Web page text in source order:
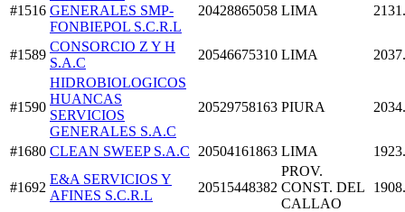
#1516 GENERALES SMP-
FONBIEPOL S.C.R.L
20428865058 LIMA
#1589
CONSORCIO Z Y H
S.A.C
20546675310 LIMA
#1590
HIDROBIOLOGICOS
HUANCAS
SERVICIOS
GENERALES S.A.C
20529758163 PIURA
#1680 CLEAN SWEEP S.A.C 20504161863 LIMA
#1692
E&A SERVICIOS Y
AFINES S.C.R.L
20515448382
PROV.
CONST. DEL
CALLAO